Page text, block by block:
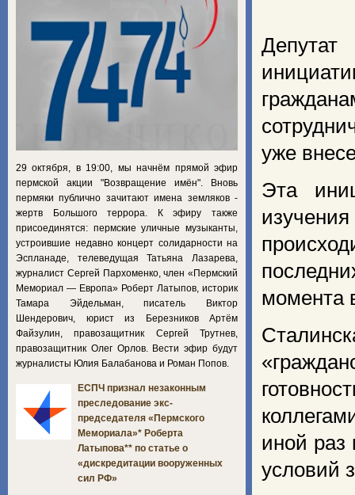
уже
Эта
момента
иной
условий
29 октября, в 19:00, мы начнём прямой эфир
пермской акции "Возвращение имён". Вновь
пермяки публично зачитают имена земляков -
жертв Большого террора. К эфиру также
присоединятся: пермские уличные музыканты,
устроившие недавно концерт солидарности на
Эспланаде, телеведущая Татьяна Лазарева,
журналист Сергей Пархоменко, член «Пермский
Мемориал — Европа» Роберт Латыпов, историк
Тамара Эйдельман, писатель Виктор
Шендерович, юрист из Березников Артём
Файзулин, правозащитник Сергей Трутнев,
правозащитник Олег Орлов. Вести эфир будут
журналисты Юлия Балабанова и Роман Попов.
ЕСПЧ признал незаконным
преследование экс-
председателя «Пермского
Мемориала»* Роберта
Латыпова** по статье о
«дискредитации вооруженных
сил РФ»